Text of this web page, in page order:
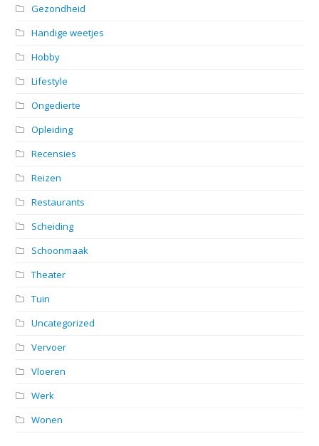
Gezondheid
Handige weetjes
Hobby
Lifestyle
Ongedierte
Opleiding
Recensies
Reizen
Restaurants
Scheiding
Schoonmaak
Theater
Tuin
Uncategorized
Vervoer
Vloeren
Werk
Wonen